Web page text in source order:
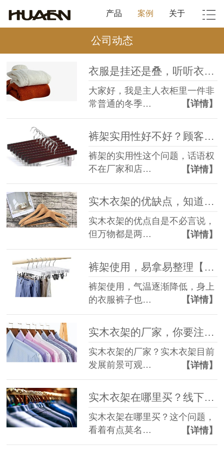
产品 案例 关于
公司动态
衣服是挂还是叠，听听衣服怎么说！【华恩衣架】
大家好，我是主人衣柜里一件非
常普通的冬季…
【详情】
裤架实用性好不好？顾客说的算【华恩衣架】
裤架的实用性这个问题，话语权
不在厂家和店…
【详情】
实木衣架的优缺点，知道才能扬长避短【华恩衣架】
实木衣架的优点自是不必言说，
但万物都是两…
【详情】
裤架使用，易拿易整理【华恩衣架】
裤架使用，气温逐渐降低，身上
的衣服裤子也…
【详情】
实木衣架的厂家，你要注意的事【华恩衣架】
实木衣架的厂家？实木衣架目前
发展前景可观…
【详情】
实木衣架在哪里买？线下网上两条路【华恩衣架】
实木衣架在哪里买？这个问题，
看着有点莫名…
【详情】